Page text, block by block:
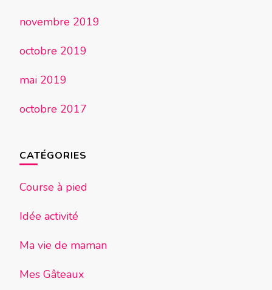
novembre 2019
octobre 2019
mai 2019
octobre 2017
CATÉGORIES
Course à pied
Idée activité
Ma vie de maman
Mes Gâteaux